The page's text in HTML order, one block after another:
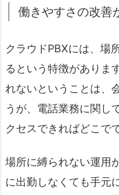
働きやすさの改善
クラウドPBXには、場
るという特徴がありま
れないということは、
うが、電話業務に関し
クセスできればどこで
場所に縛られない運用
に出勤しなくても手元